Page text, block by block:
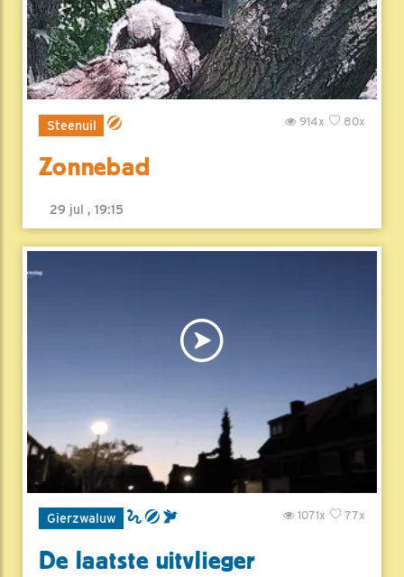
Steenuil 80x
914x
Zonnebad
29 jul , 19:15
Gierzwaluw 77x
1071x
De laatste uitvlieger